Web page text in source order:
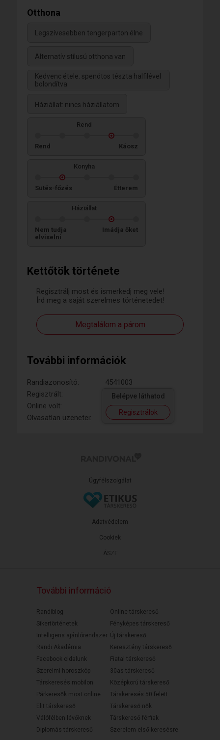
Kettőtök története
Regisztrálj most és ismerkedj meg vele!
Írd meg a saját szerelmes történetedet!
Megtalálom a párom
További információk
Randiazonosító:
4541003
Regisztrált:
Online volt:
Olvasatlan üzenetei:
Belépve láthatod
Regisztrálok
Otthona
Legszívesebben tengerparton élne
Alternatív stílusú otthona van
Kedvenc étele: spenótos tészta halfilével
bolondítva
Háziállat: nincs háziállatom
Rend
Rend Káosz
Konyha
Sütés-főzés Étterem
Háziállat
Nem tudja
elviselni
Imádja őket
Ügyfélszolgálat
ÁSZF
Adatvédelem
Cookiek
További információ
Randiblog
Sikertörténetek
Intelligens ajánlórendszer
Randi Akadémia
Facebook oldalunk
Szerelmi horoszkóp
Társkeresés mobilon
Párkeresők most online
Elit társkereső
Válófélben lévőknek
Diplomás társkereső
Online társkereső
Fényképes társkereső
Új társkereső
Keresztény társkereső
Fiatal társkereső
30as társkereső
Középkorú társkereső
Társkeresés 50 felett
Társkereső nők
Társkereső férfiak
Szerelem első keresésre